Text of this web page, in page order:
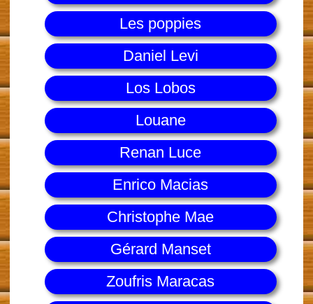
Les poppies
Daniel Levi
Los Lobos
Louane
Renan Luce
Enrico Macias
Christophe Mae
Gérard Manset
Zoufris Maracas